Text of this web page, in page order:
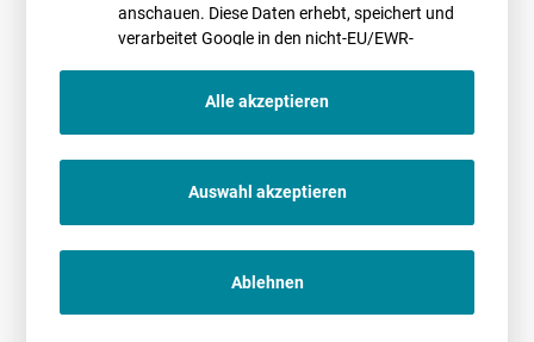
und die Rechtsprechung konkretisiert werden.
OLG Koblenz zu Installation einer PV-Anlage
ohne Eintragung in die Handwerksrolle
Das Oberlandesgericht Koblenz hat mit Urteil vom 2. Juni 2026 (Az. 9
U 1015/25) entschieden, dass die Planung, Installation,
Inbetriebnahme und Wartung von Photovoltaikanlagen (PV-Anlagen)
je nach Ausgestaltung als wesentliche Tätigkeiten
WEITERLESEN
anschauen. Diese Daten erhebt, speichert und
verarbeitet Google in den nicht-EU/EWR-
Alle akzeptieren
Auswahl akzeptieren
Ablehnen